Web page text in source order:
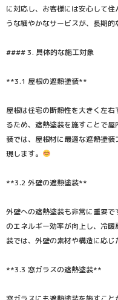
に対応し、お客様には安心して
うな細やかなサービスが、長期的
#### 3. 具体的な施工対象
**3.1 屋根の遮熱塗装**
屋根は住宅の断熱性を大きく左
るため、遮熱塗装を施すことで
装では、屋根材に最適な遮熱塗
現します。
**3.2 外壁の遮熱塗装**
外壁への遮熱塗装も非常に重要
のエネルギー効率が向上し、冷
装では、外壁の素材や構造に応じ
**3.3 窓ガラスの遮熱塗装**